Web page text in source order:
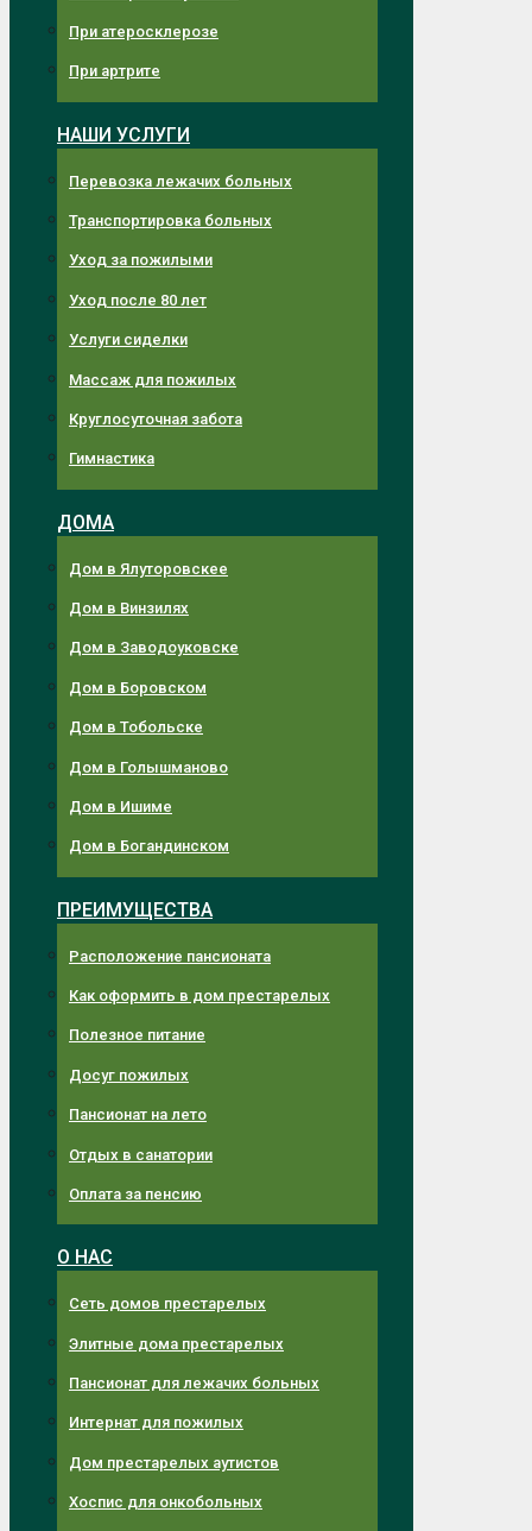
При атеросклерозе
При артрите
НАШИ УСЛУГИ
Перевозка лежачих больных
Транспортировка больных
Уход за пожилыми
Уход после 80 лет
Услуги сиделки
Массаж для пожилых
Круглосуточная забота
Гимнастика
ДОМА
Дом в Ялуторовскее
Дом в Винзилях
Дом в Заводоуковске
Дом в Боровском
Дом в Тобольске
Дом в Голышманово
Дом в Ишиме
Дом в Богандинском
ПРЕИМУЩЕСТВА
Расположение пансионата
Как оформить в дом престарелых
Полезное питание
Досуг пожилых
Пансионат на лето
Отдых в санатории
Оплата за пенсию
О НАС
Сеть домов престарелых
Элитные дома престарелых
Пансионат для лежачих больных
Интернат для пожилых
Дом престарелых аутистов
Хоспис для онкобольных